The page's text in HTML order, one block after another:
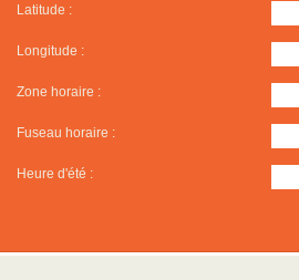
Latitude :
Longitude :
Zone horaire :
Fuseau horaire :
Heure d'été :